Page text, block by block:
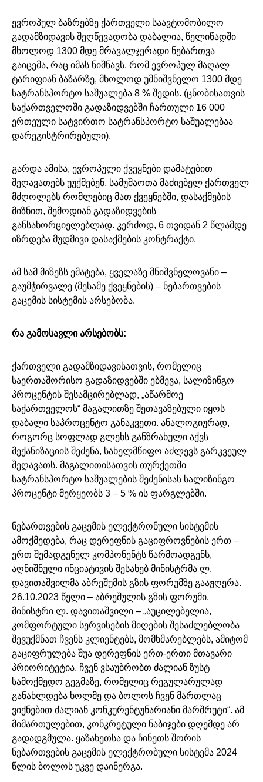
ევროპულ ბაზრებზე ქართველი საავტომობილო
გადამზიდავის შეღწევადობა დაბალია, წელიწადში
მხოლოდ 1300 მდე მრავალჯერადი ნებართვა
გაიცემა, რაც იმას ნიშნავს, რომ ევროპულ მაღალ
ტარიფიან ბაზარზე, მხოლოდ უმნიშვნელო 1300 მდე
სატრანსპორტო საშუალება 8 % შედის. (ცნობისათვის
საქართველოში გადაზიდვებში ჩართული 16 000
ერთეული სატვირთო სატრანსპორტო საშუალებაა
დარეგისტრირებული).
გარდა ამისა, ევროპული ქვეყნები დამატებით
შეღავათებს უუქმებენ, სამუშაოთა მაძიებელ ქართველ
მძღოლებს რომლებიც მათ ქვეყნებში, დასაქმების
მიზნით, შემოდიან გადაზიდვების
განსახორციელებლად. კერძოდ, 6 თვიდან 2 წლამდე
იზრდება მუდმივი დასაქმების კონტრაქტი.
ამ სამ მიზეზს ემატება, ყველაზე მნიშვნელოვანი –
გაუმჭირვალე (მესამე ქვეყნების) – ნებართვების
გაცემის სისტემის არსებობა.
რა გამოსავლი არსებობს:
ქართველი გადამზიდავისათვის, რომელიც
საერთაშორისო გადაზიდვებში ებმევა, სალიზინგო
პროცენტის შესამცირებლად, „აწარმოე
საქართველოს“ მაგალითზე შეთავაზებული იყოს
დაბალი საპროცენტო განაკვეთი. ანალოგიურად,
როგორც სოფლად გლეხს განზრახული აქვს
მექანიზაციის შეძენა, სახელმწიფო აძლევს გარკვეულ
შეღავათს. მაგალითისათვის თურქეთში
სატრანსპორტო საშუალების შეძენისას სალიზინგო
პროცენტი მერყეობს 3 – 5 % ის ფარგლებში.
ნებართვების გაცემის ელექტრონული სისტემის
ამოქმედება, რაც დერეფნის გაციფროვნების ერთ –
ერთ შემადგენელ კომპონენტს წარმოადგენს,
აღნიშნული ინციატივის შესახებ მინისტრმა ლ.
დავითაშვილმა აბრეშუმის გზის ფორუმზე გააჟღერა.
26.10.2023 წელი – აბრეშულის გზის ფორუმი,
მინისტრი ლ. დავითაშვილი – „აუცილებელია,
კომფორტული სერვისების მიღების შესაძლებლობა
შევუქმნათ ჩვენს კლიენტებს, მომხმარებლებს, ამიტომ
გაციფრულება შუა დერეფნის ერთ-ერთი მთავარი
პრიორიტეტია. ჩვენ ვსაუბრობთ ძალიან ზუსტ
სამოქმედო გეგმაზე, რომელიც რეგულარულად
განახლდება ხოლმე და ბოლოს ჩვენ მართლაც
ვიქნებით ძალიან კონკურენტუნარიანი მარშრუტი“. ამ
მიმართულებით, კონკრეტული ნაბიჯები დღემდე არ
გადადგმულა. ყაზახეთსა და ჩინეთს შორის
ნებართვების გაცემის ელექტრობული სისტემა 2024
წლის ბოლოს უკვე დაინერგა.